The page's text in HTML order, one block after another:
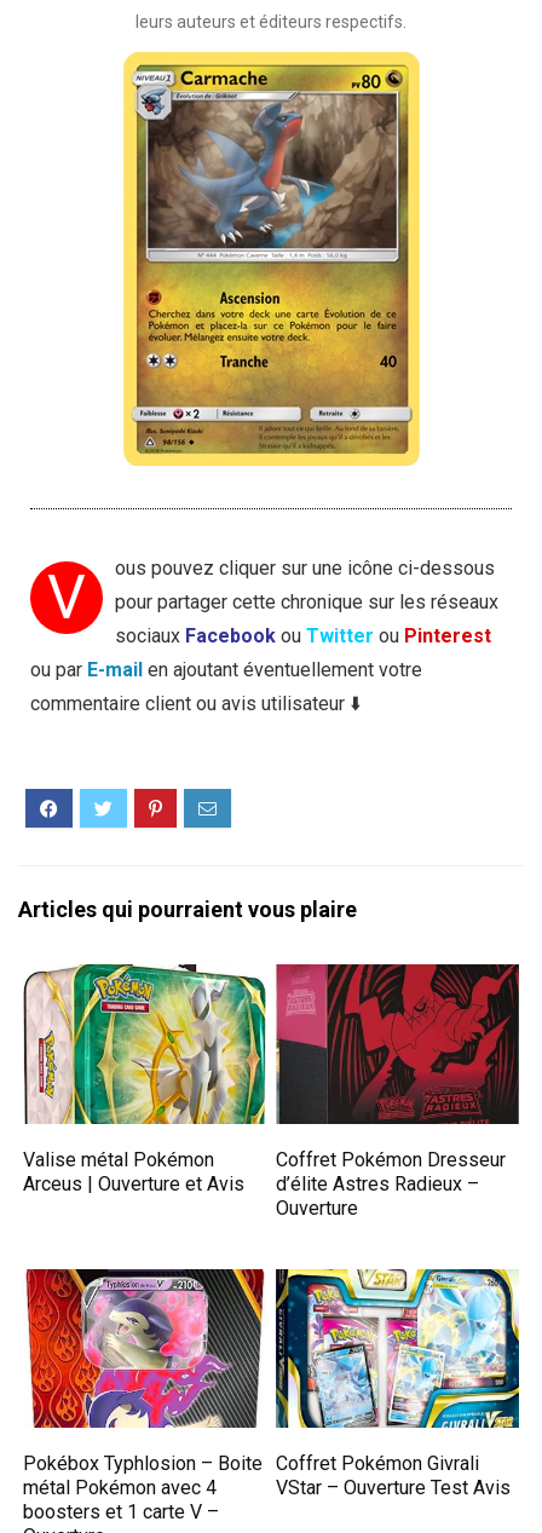
leurs auteurs et éditeurs respectifs.
V
ous pouvez cliquer sur une icône ci-dessous
pour partager cette chronique sur les réseaux
sociaux Facebook ou Twitter ou Pinterest
ou par E-mail en ajoutant éventuellement votre
commentaire client ou avis utilisateur ⬇️
Articles qui pourraient vous plaire
Valise métal Pokémon
Arceus | Ouverture et Avis
Coffret Pokémon Dresseur
d’élite Astres Radieux –
Ouverture
Pokébox Typhlosion – Boite
métal Pokémon avec 4
boosters et 1 carte V –
Coffret Pokémon Givrali
VStar – Ouverture Test Avis